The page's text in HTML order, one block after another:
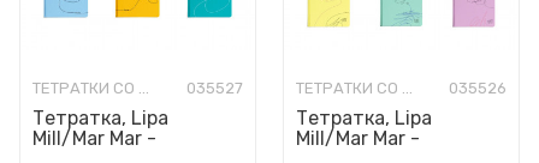
ТЕТРАТКИ СО ТВРДИ КОРИЦИ 035527
Тетратка, Lipa
Mill/Mar Mar -
ТЕТРАТКИ СО ТВРДИ КОРИЦИ 035526
Тетратка, Lipa
Mill/Mar Mar -